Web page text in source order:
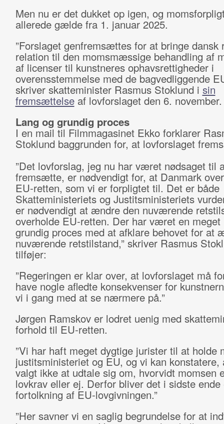
Men nu er det dukket op igen, og
allerede gælde fra 1. januar 2025.
”Forslaget genfremsættes for at bringe dansk
relation til den momsmæssige behandling af
af licenser til kunstneres ophavsrettigheder i
overensstemmelse med de bagvedliggende
skriver skatteminister Rasmus Stoklund i sin
fremsættelseaf lovforslaget den 6. november.
Lang og grundig proces
I en mail til Filmmagasinet Ekko forklarer
Stoklund baggrunden for, at lovforslaget
”Det lovforslag, jeg nu har været nødsaget til
fremsætte, er nødvendigt for, at Danmark
EU-retten, som vi er forpligtet til. Det er både
Skatteministeriets og Justitsministeriets
er nødvendigt at ændre den nuværende
overholde EU-retten. Der har været en meget
grundig proces med at afklare behovet for at
nuværende retstilstand,” skriver Rasmus
tilføjer:
”Regeringen er klar over, at lovforslaget må
have nogle afledte konsekvenser for
vi i gang med at se nærmere på.”
Jørgen Ramskov er lodret uenig med
forhold til EU-retten.
”Vi har haft meget dygtige jurister til at holde
justitsministeriet og EU, og vi kan konstatere,
valgt ikke at udtale sig om, hvorvidt momsen
lovkrav eller ej. Derfor bliver det i sidste ende
fortolkning af EU-lovgivningen.”
”Her savner vi en saglig begrundelse for at